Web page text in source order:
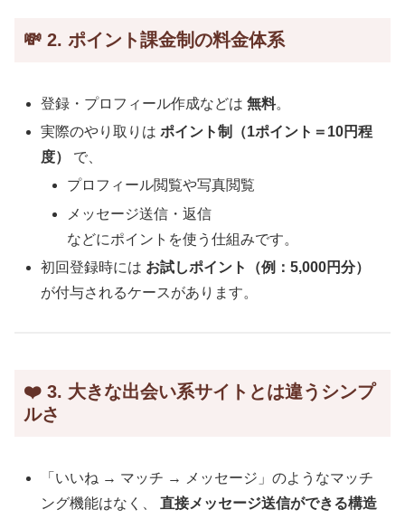
💸 2. ポイント課金制の料金体系
登録・プロフィール作成などは無料。
実際のやり取りはポイント制（1ポイント＝10円程
度）
で、
プロフィール閲覧や写真閲覧
メッセージ送信・返信
などにポイントを使う仕組みです。
初回登録時には お試しポイント（例：5,000円分）
が付与されるケースがあります。
❤️ 3. 大きな出会い系サイトとは違うシンプ
ルさ
「いいね → マッチ → メッセージ」のようなマッチ
ング機能はなく、直接メッセージ送信ができる構造